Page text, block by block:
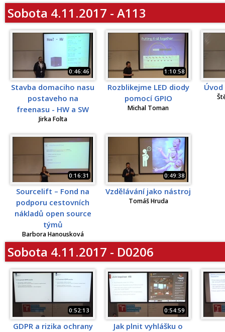
Sobota 4.11.2017 - A113
0:46:46
Stavba domaciho nasu
postaveho na
freenasu - HW a SW
Jirka Folta
1:10:58
Rozblikejme LED diody
pomocí GPIO
Michal Toman
0:16:31
Sourcelift – Fond na
podporu cestovních
nákladů open source
týmů
Barbora Hanousková
0:49:38
Vzdělávání jako nástroj
Tomáš Hruda
Sobota 4.11.2017 - D0206
0:52:13
GDPR a rizika ochrany
0:54:59
Jak plnit vyhlášku o